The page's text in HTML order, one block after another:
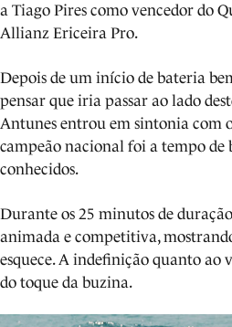
a Tiago Pires como vencedor do
Allianz Ericeira Pro.
Depois de um início de bateria
pensar que iria passar ao lado
Antunes entrou em sintonia com
campeão nacional foi a tempo de
conhecidos.
Durante os 25 minutos de
animada e competitiva,
esquece. A indefinição quanto ao
do toque da buzina.